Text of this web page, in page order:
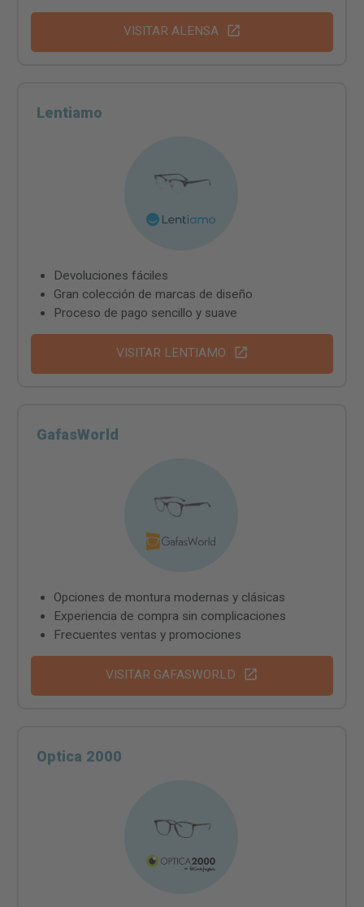
VISITAR ALENSA
Lentiamo
Devoluciones fáciles
Gran colección de marcas de diseño
Proceso de pago sencillo y suave
VISITAR LENTIAMO
GafasWorld
Opciones de montura modernas y clásicas
Experiencia de compra sin complicaciones
Frecuentes ventas y promociones
VISITAR GAFASWORLD
Optica 2000